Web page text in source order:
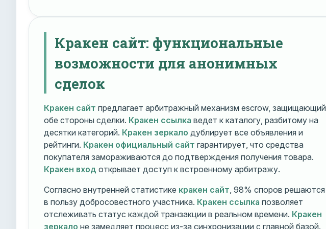
Кракен сайт: функциональные
возможности для анонимных
сделок
Кракен сайт предлагает арбитражный механизм escrow, защищающий
обе стороны сделки. Кракен ссылка ведет к каталогу, разбитому на
десятки категорий. Кракен зеркало дублирует все объявления и
рейтинги. Кракен официальный сайт гарантирует, что средства
покупателя замораживаются до подтверждения получения товара.
Кракен вход открывает доступ к встроенному арбитражу.
Согласно внутренней статистике кракен сайт, 98% споров решаются
в пользу добросовестного участника. Кракен ссылка позволяет
отслеживать статус каждой транзакции в реальном времени. Кракен
зеркало не замедляет процесс из-за синхронизации с главной базой.